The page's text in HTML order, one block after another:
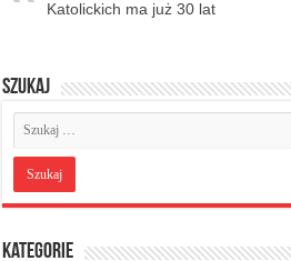
Katolickich ma już 30 lat
Szukaj
Kategorie